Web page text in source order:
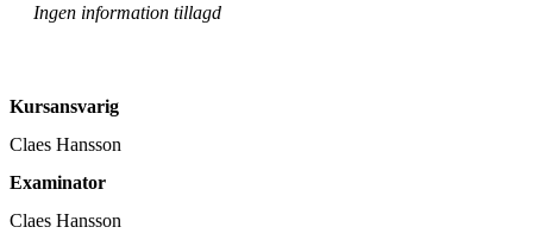
Ingen information tillagd
Kursansvarig
Claes Hansson
Examinator
Claes Hansson